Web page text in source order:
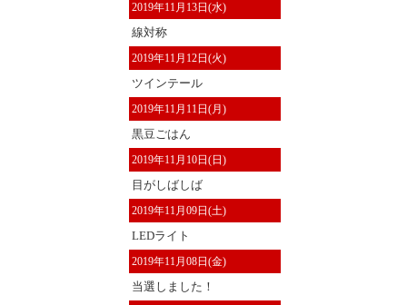
2019年11月13日(水)
線対称
2019年11月12日(火)
ツインテール
2019年11月11日(月)
黒豆ごはん
2019年11月10日(日)
目がしばしば
2019年11月09日(土)
LEDライト
2019年11月08日(金)
当選しました！